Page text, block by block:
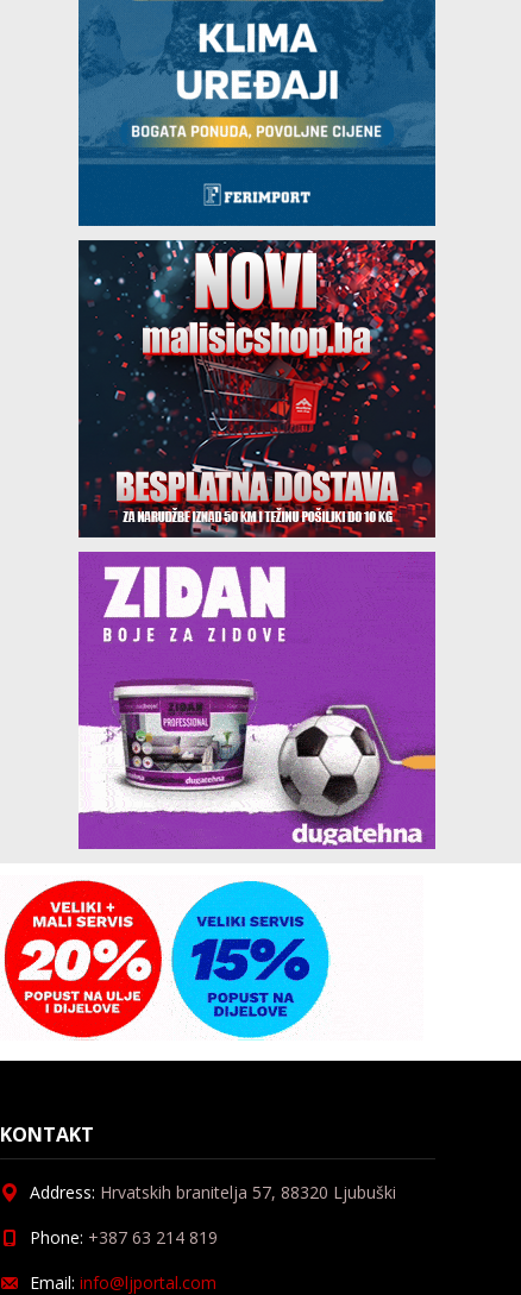
KONTAKT
Address: Hrvatskih branitelja 57, 88320 Ljubuški
Phone: +387 63 214 819
Email: info@ljportal.com